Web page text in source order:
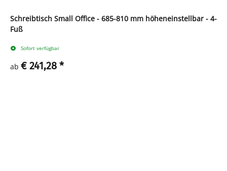
Schreibtisch Small Office - 685-810 mm höheneinstellbar - 4-
Fuß
Sofort verfügbar
ab € 241,28 *